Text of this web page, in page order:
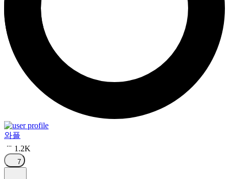
와플
1.2K
7